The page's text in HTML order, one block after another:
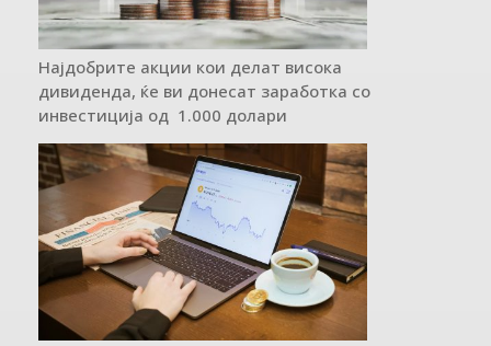
Најдобрите акции кои делат висока
дивиденда, ќе ви донесат заработка со
инвестиција од 1.000 долари